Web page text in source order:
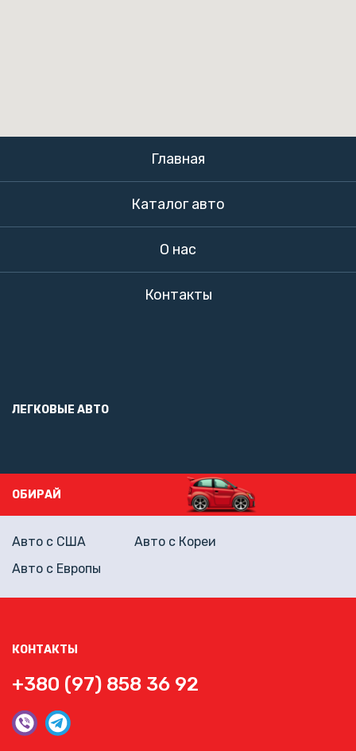
Главная
Каталог авто
О нас
Контакты
ЛЕГКОВЫЕ АВТО
КОНТАКТЫ
+380 (97) 858 36 92
ОБИРАЙ
Авто с США
Авто с Кореи
Авто с Европы